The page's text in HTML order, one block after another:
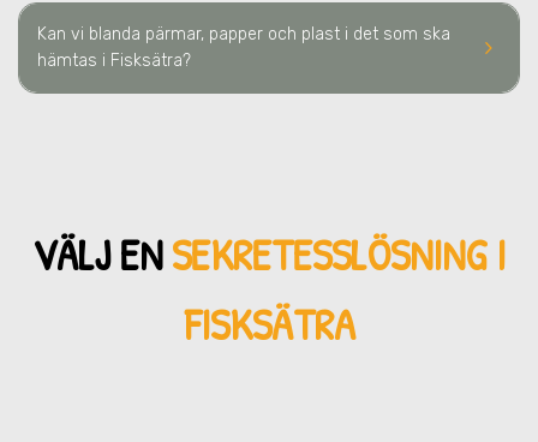
keyboard_arrow_right
Kan vi blanda pärmar, papper och plast i det som ska
hämtas i Fisksätra?
VÄLJ ENSEKRETESSLÖSNING I
FISKSÄTRA